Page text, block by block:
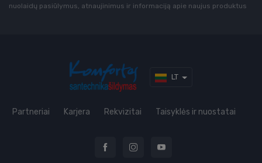
nuolaidų pasiūlymus, atnaujinimus ir informaciją apie naujus produktus
LT
Partneriai Karjera Rekvizitai Taisyklės ir nuostatai